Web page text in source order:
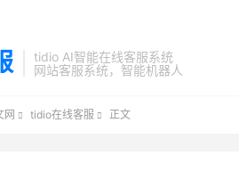
tidio AI智能在线客服系统
网站客服系统，智能机器人
网  tidio在线客服  正文